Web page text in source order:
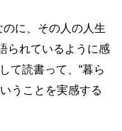
のに、その人の人生
られているように感
て読書って、“暮ら
うことを実感する